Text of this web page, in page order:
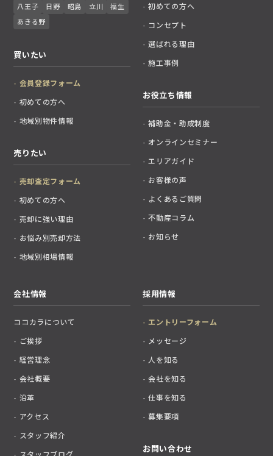
八王子 日野 昭島 立川
福生
あきる野
買いたい
会員登録フォーム
初めての方へ
地域別物件情報
売りたい
売却査定フォーム
初めての方へ
売却に強い理由
お悩み別売却方法
地域別相場情報
初めての方へ
コンセプト
選ばれる理由
施工事例
お役立ち情報
補助金・助成制度
オンラインセミナー
エリアガイド
お客様の声
よくあるご質問
不動産コラム
お知らせ
会社情報
ココカラについて
ご挨拶
経営理念
会社概要
沿革
アクセス
スタッフ紹介
スタッフブログ
採用情報
エントリーフォーム
メッセージ
人を知る
会社を知る
仕事を知る
募集要項
お問い合わせ